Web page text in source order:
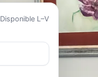
Disponible L–V